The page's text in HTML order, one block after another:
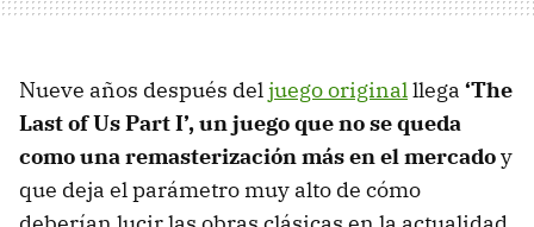
Nueve años después deljuego originalllega ‘The
Last of Us Part I’, un juego que no se queda
como una remasterizaciónmás en el mercadoy
que deja el parámetro muy alto de cómo